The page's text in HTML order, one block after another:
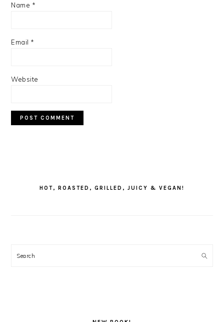
Name *
Email *
Website
HOT, ROASTED, GRILLED, JUICY & VEGAN!
Search